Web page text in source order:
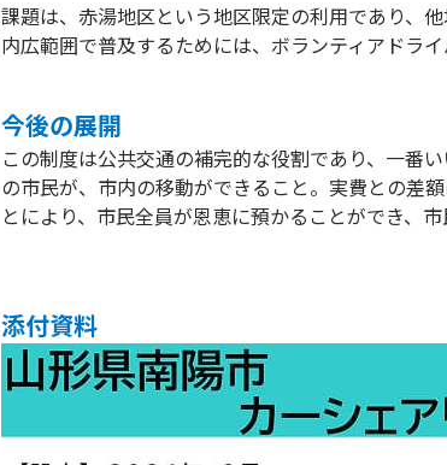
課題は、赤湯地区という地区限定の利用であり、
内広範囲で普及するためには、ボランティアドラ
今後の展開
この制度は公共交通の補完的な役割であり、一番
の市民が、市内の移動ができること。実費との差
とにより、市民全員が恩恵に預かることができ、
添付資料